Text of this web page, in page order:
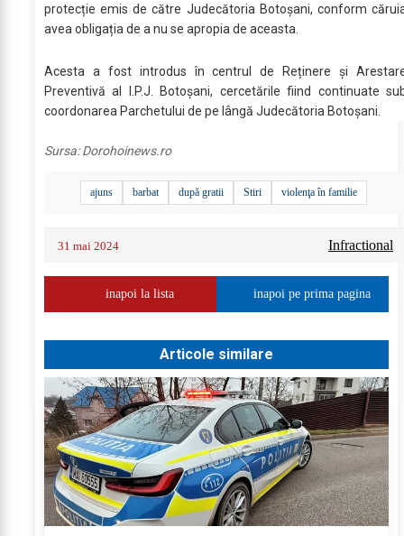
protecție emis de către Judecătoria Botoșani, conform
avea obligația de a nu se apropia de aceasta.
Acesta a fost introdus în centrul de Reținere și
Preventivă al I.P.J. Botoșani, cercetările fiind continuate
coordonarea Parchetului de pe lângă Judecătoria Botoșani.
Sursa:Dorohoinews.ro
ajuns barbat după gratii Stiri violenţa în familie
31 mai 2024 Infractional
inapoi la lista inapoi pe prima pagina
Articole similare